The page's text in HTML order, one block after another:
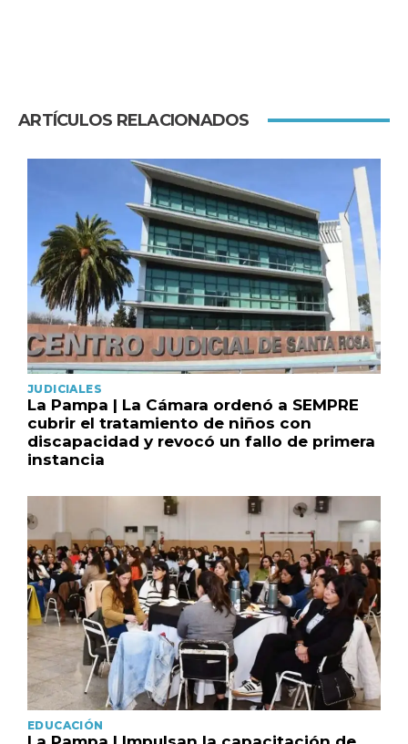
ARTÍCULOS RELACIONADOS
JUDICIALES
La Pampa | La Cámara ordenó a SEMPRE
cubrir el tratamiento de niños con
discapacidad y revocó un fallo de primera
instancia
EDUCACIÓN